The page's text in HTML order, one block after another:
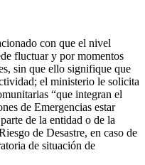
con que el nivel
fluctuar y por momentos
sin que ello signifique que
el ministerio le solicita
“que integran el
de Emergencias estar
de la entidad o de la
de Desastre, en caso de
de situación de